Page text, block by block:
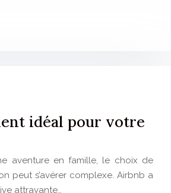
idéal pour votre
aventure en famille, le choix de
peut s’avérer complexe. Airbnb a
attrayante…